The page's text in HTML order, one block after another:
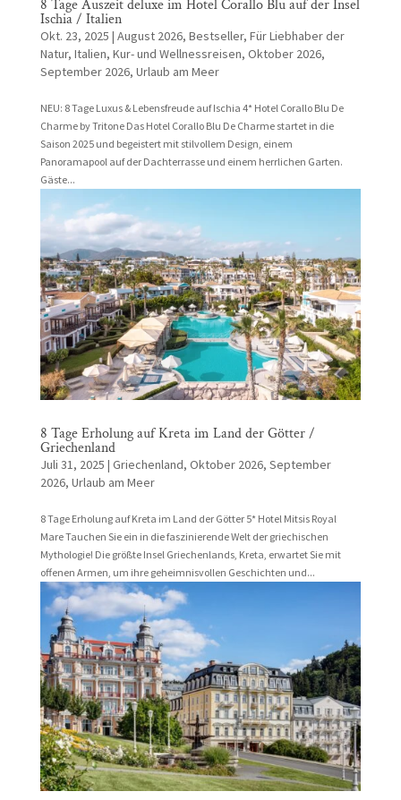
8 Tage Auszeit deluxe im Hotel Corallo Blu auf der Insel
Ischia / Italien
Okt. 23, 2025 | August 2026, Bestseller, Für Liebhaber der
Natur, Italien, Kur- und Wellnessreisen, Oktober 2026,
September 2026, Urlaub am Meer
NEU: 8 Tage Luxus & Lebensfreude auf Ischia 4* Hotel Corallo Blu De
Charme by Tritone Das Hotel Corallo Blu De Charme startet in die
Saison 2025 und begeistert mit stilvollem Design, einem
Panoramapool auf der Dachterrasse und einem herrlichen Garten.
Gäste...
8 Tage Erholung auf Kreta im Land der Götter /
Griechenland
Juli 31, 2025 | Griechenland, Oktober 2026, September
2026, Urlaub am Meer
8 Tage Erholung auf Kreta im Land der Götter 5* Hotel Mitsis Royal
Mare Tauchen Sie ein in die faszinierende Welt der griechischen
Mythologie! Die größte Insel Griechenlands, Kreta, erwartet Sie mit
offenen Armen, um ihre geheimnisvollen Geschichten und...